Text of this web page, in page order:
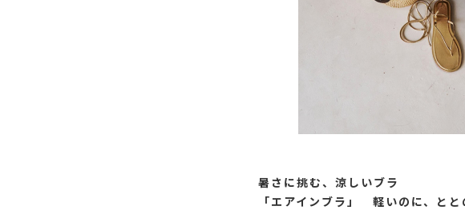
暑さに挑む、涼しいブラ
「エアインブラ」 軽いのに、とと